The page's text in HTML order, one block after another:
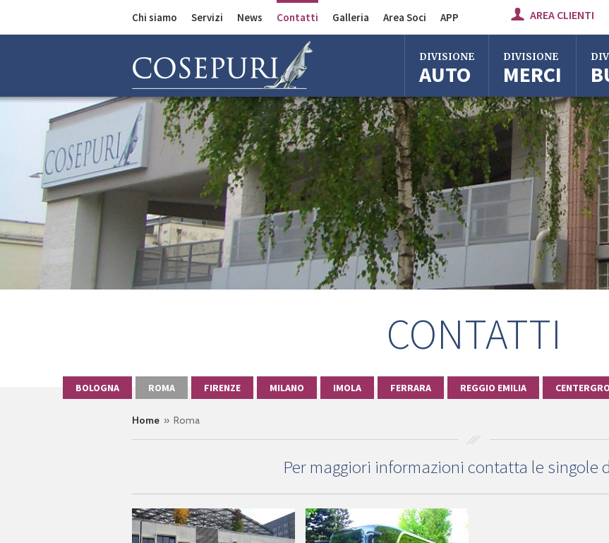
AREA CLIENTI
Chi siamo Servizi
Comunicazioni
News Contatti Galleria
Divisione Bus
Area Soci APP
DIVISIONE
AUTO
Bologna
Milano
Roma
Firenze
Imola
Ferrara
Reggio Emilia
Centergross
DIVISIONE
MERCI
Bologna
Imola
Centergross
Bologna
Roma
Imola
CONTATTI
BOLOGNA ROMA FIRENZE MILANO IMOLA FERRARA REGGIO EMILIA
Home » Roma
Per maggiori informazioni contatta le singole